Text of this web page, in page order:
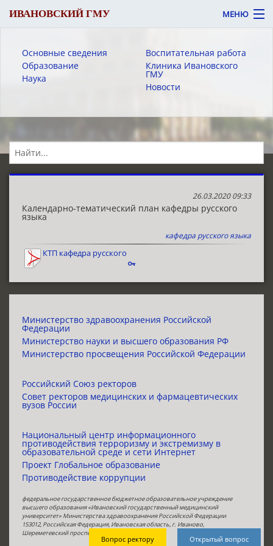
ИВАНОВСКИЙ ГМУ МЕНЮ
Об университете
Абитуриенту
Сотруднику
Пациенту
ЭИОС
Основные сведения
Образование
Наука
Воспитательная работа
Клиника Ивановского
ГМУ
Новости
26.03.2020 09:33
Календарно-тематический план кафедры русского
языка
кафедра русского языка
КТП кафедра русского
Министерство здравоохранения Российской
Федерации
Министерство науки и высшего образования РФ
Министерство просвещения Российской Федерации
Российский Союз ректоров
Совет ректоров медицинских и фармацевтических
вузов России
Национальный центр информационного
противодействия терроризму и экстремизму в
образовательной среде и сети Интернет
Проект Глобальное образование
Противодействие коррупции
федеральное государственное бюджетное образовательное учреждение
высшего образования «Ивановский государственный медицинский
университет» Министерства здравоохранения Российской Федерации
153012, Российская Федерация, Ивановская область, г. Иваново,
Шереметевский проспект, 8,
Открытый вопрос
Вопрос ректору